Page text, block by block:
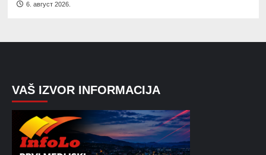
6. август 2026.
VAŠ IZVOR INFORMACIJA